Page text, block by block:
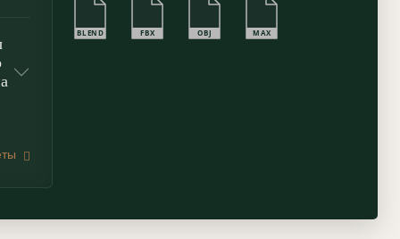
BLEND FBX OBJ MAX